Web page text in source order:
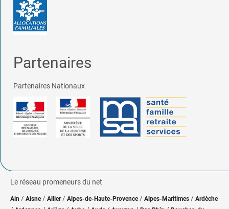
Partenaires
Partenaires Nationaux
Le réseau promeneurs du net
Ain / Aisne/ Allier/ Alpes-de-Haute-Provence / Alpes-Maritimes / Ardèche